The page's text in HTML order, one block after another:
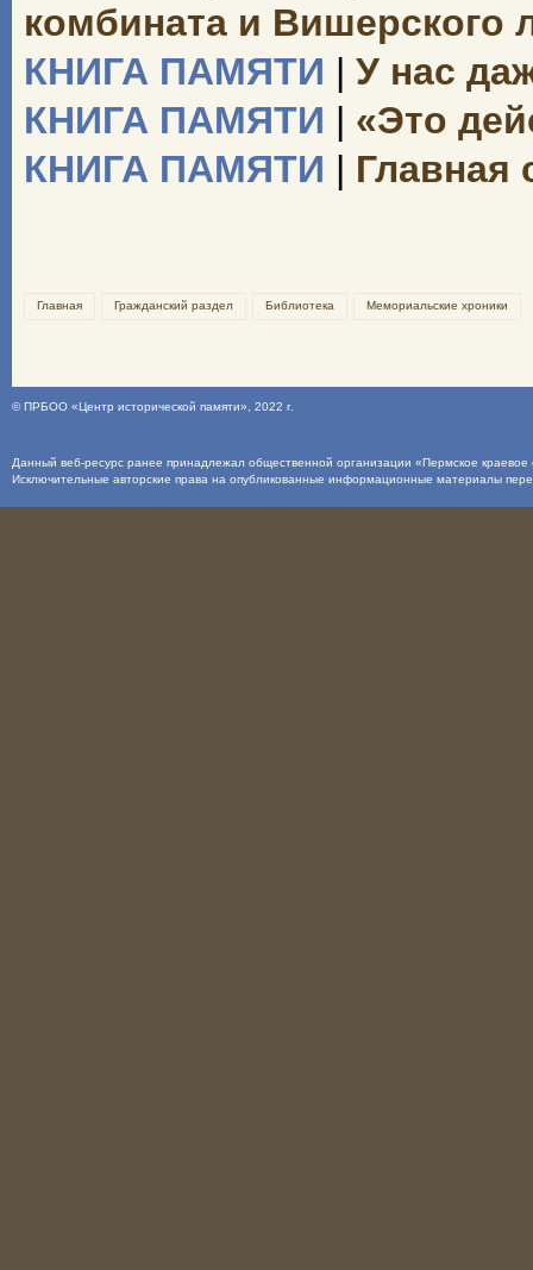
комбината и Вишерского
КНИГА ПАМЯТИ | У нас
КНИГА ПАМЯТИ | «Это
КНИГА ПАМЯТИ | Главная
Главная Гражданский раздел Библиотека Мемориальские хроники
©ПРБОО «Центр исторической памяти» , 2022 г.
Данный веб-ресурс ранее принадлежал общественной организации «Пермское
Исключительные авторские права на опубликованные информационные материалы